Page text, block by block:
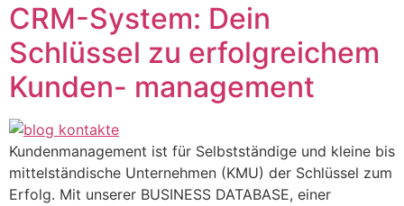
CRM-System: Dein
Schlüssel zu erfolgreichem
Kunden- management
Kundenmanagement ist für Selbstständige und kleine bis
mittelständische Unternehmen (KMU) der Schlüssel zum
Erfolg. Mit unserer BUSINESS DATABASE, einer